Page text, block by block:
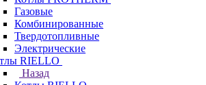
Газовые
Комбинированные
Твердотопливные
Электрические
RIELLO
Назад